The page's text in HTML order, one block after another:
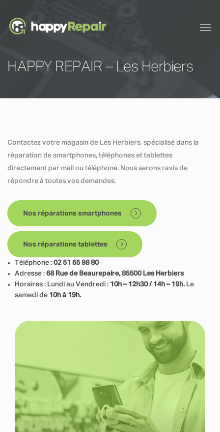
HAPPY REPAIR – Les Herbiers
Contactez votre magasin de Les Herbiers, spécialisé dans la
réparation de smartphones, téléphones et tablettes
directement par mail ou téléphone. Nous serons ravis de
répondre à toutes vos demandes.
Nos réparations smartphones
Nos réparations tablettes
Téléphone : 02 51 65 98 80
Adresse : 68 Rue de Beaurepaire, 85500 Les Herbiers
Horaires : Lundi au Vendredi : 10h – 12h30 / 14h – 19h. Le
samedi de 10h à 19h.